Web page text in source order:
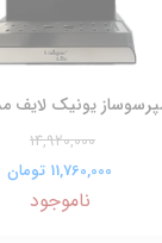
یونیک لایف مدل
14,920,000
11,760,000 تومان
ناموجود